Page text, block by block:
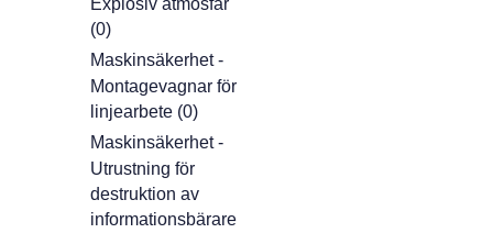
(0)
Maskinsäkerhet -
Montagevagnar för
linjearbete (0)
Maskinsäkerhet -
Utrustning för
destruktion av
informationsbärare